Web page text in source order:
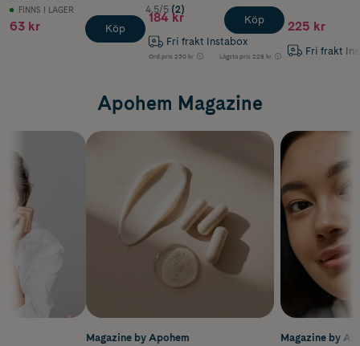
FINNS I LAGER
63 kr Köp
4.5/5 (2)
184 kr
Fri frakt Instabox
Ord.pris 230 kr Lägsta pris 228 kr
Köp 225 kr
Fri frakt
Apohem Magazine
Magazine by
Magazine by Apohem